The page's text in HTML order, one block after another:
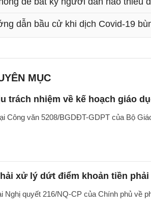
dẫn bầu cử khi dịch Covid-19
MỤC
trách nhiệm về kế hoạch giáo
Công văn 5208/BGDĐT-GDPT của Bộ
xử lý dứt điểm khoản tiền
Nghị quyết 216/NQ-CP của Chính phủ về